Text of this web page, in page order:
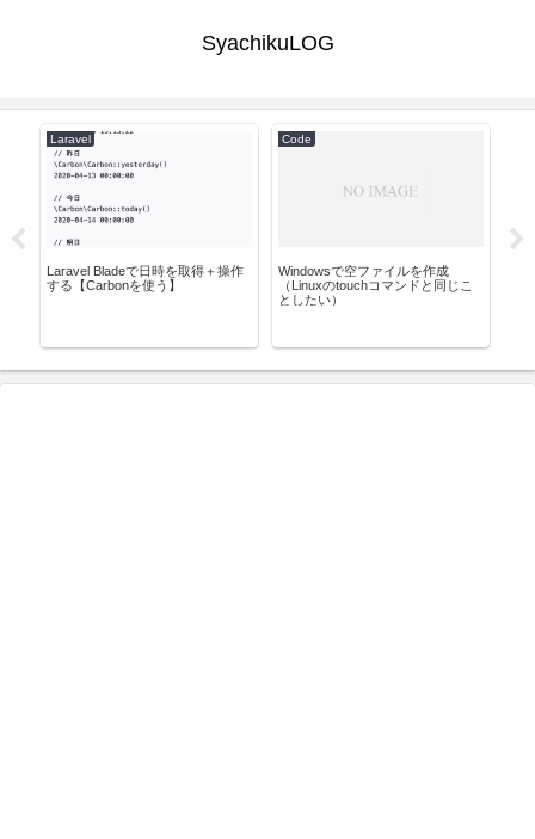
SyachikuLOG
Laravel
Laravel Bladeで日時を取得＋操作
する【Carbonを使う】
Code
Windowsで空ファイルを作成
（Linuxのtouchコマンドと同じこ
としたい）